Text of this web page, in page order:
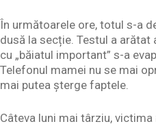
În următoarele ore, totul s-a
dusă la secție. Testul a
cu „băiatul important” s-a
Telefonul mamei nu se mai
mai putea șterge faptele.
Câteva luni mai târziu, victima